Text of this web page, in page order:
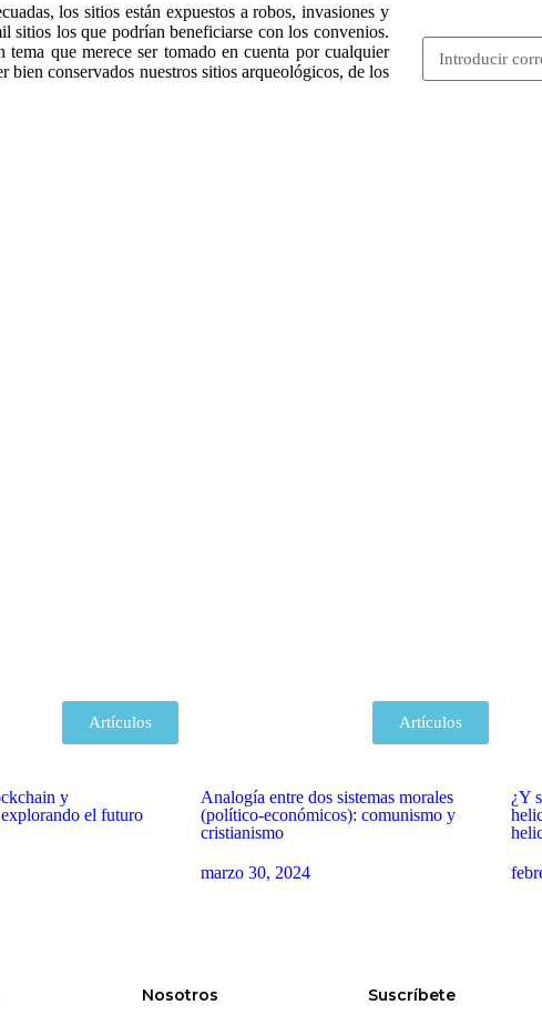
los sitios están expuestos a robos, invasiones y
sitios los que podrían beneficiarse con los convenios.
que merece ser tomado en cuenta por cualquier
bien conservados nuestros sitios arqueológicos, de los
Artículos
y
el futuro
Artículos
Analogía entre dos sistemas morales
(político-económicos): comunismo y
cristianismo
marzo 30, 2024
¿Y
Nosotros Suscríbete